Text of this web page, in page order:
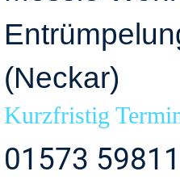
(Neckar)
Kurzfristig
01573